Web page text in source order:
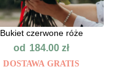
Bukiet czerwone róże
od 184.00zł
DOSTAWA GRATIS